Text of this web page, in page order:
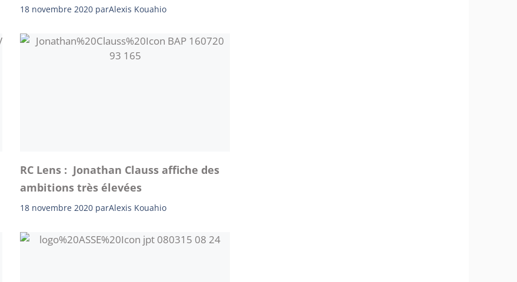
18 novembre 2020 parAlexis Kouahio
RC Lens : Jonathan Clauss affiche des
ambitions très élevées
18 novembre 2020 parAlexis Kouahio